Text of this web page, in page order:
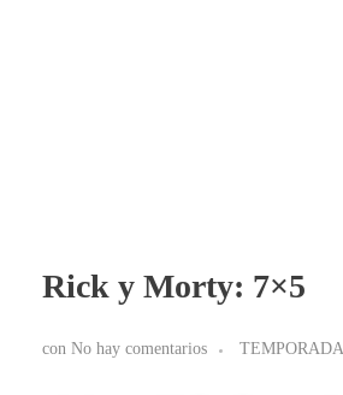
Rick y Morty: 7×5
con No hay comentarios